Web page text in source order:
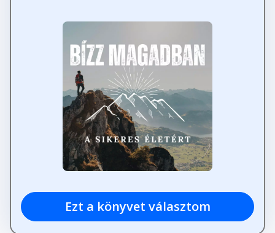
Ezt a könyvet választom